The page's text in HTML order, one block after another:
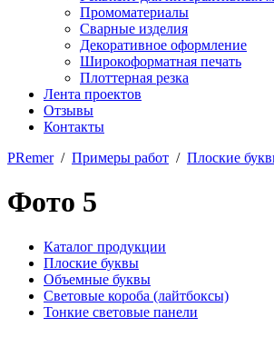
Промоматериалы
Сварные изделия
Декоративное оформление
Широкоформатная печать
Плоттерная резка
Лента проектов
Отзывы
Контакты
PRemer/ Примеры работ / Плоские
Фото 5
Каталог продукции
Плоские буквы
Объемные буквы
Световые короба (лайтбоксы)
Тонкие световые панели